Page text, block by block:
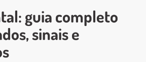
guia completo
sinais e